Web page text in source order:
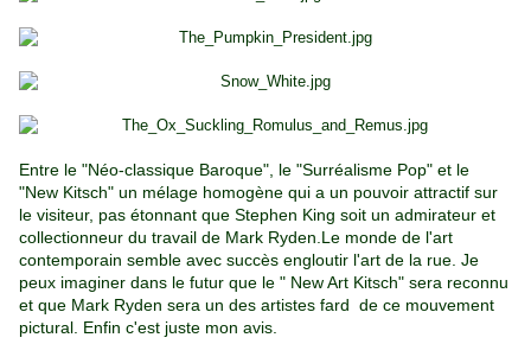
Entre le "Néo-classique Baroque", le "Surréalisme Pop" et le
"New Kitsch" un mélage homogène qui a un pouvoir attractif sur
le visiteur, pas étonnant que Stephen King soit un admirateur et
collectionneur du travail de Mark Ryden.Le monde de l'art
contemporain semble avec succès engloutir l'art de la rue. Je
peux imaginer dans le futur que le " New Art Kitsch" sera reconnu
et que Mark Ryden sera un des artistes fard de ce mouvement
pictural. Enfin c'est juste mon avis.